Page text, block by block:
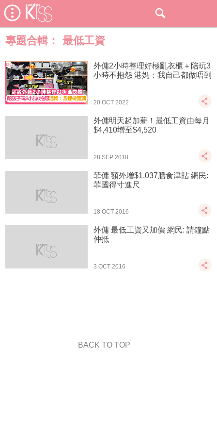
專題合輯： 最低工資
外傭2小時整理好極亂衣櫃＋陪玩3
小時不抱怨 港媽：我自己都做唔到
20 OCT 2022
外傭明天起加薪！最低工資由每月
$4,410增至$4,520
28 SEP 2018
菲傭 額外增$1,037膳食津貼 網民:
菲國得寸進尺
18 OCT 2016
外傭 最低工資又加價 網民: 請鐘點
仲抵
3 OCT 2016
BACK TO TOP